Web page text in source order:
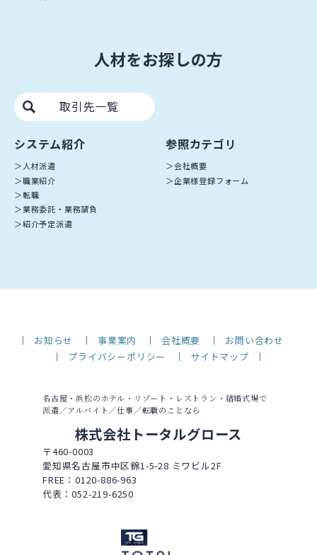
人材をお探しの方
取引先一覧
システム紹介
人材派遣
職業紹介
転職
業務委託・業務請負
紹介予定派遣
参照カテゴリ
会社概要
企業様登録フォーム
お知らせ 事業案内 会社概要
お問い合わせ
プライバシーポリシー
サイトマップ
名古屋・浜松のホテル・リゾート・レストラン・結婚式場で
派遣／アルバイト／仕事／転職のことなら
株式会社トータルグロース
〒460-0003
愛知県名古屋市中区錦1-5-28 ミワビル2F
FREE：0120-886-963
代表：052-219-6250